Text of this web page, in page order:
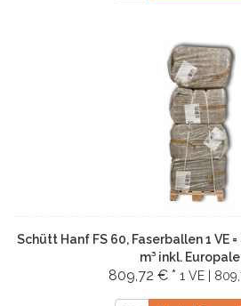
Schütt Hanf FS 60, Faserballen 1 VE
m³ inkl.
809,72 € * 1 VE |